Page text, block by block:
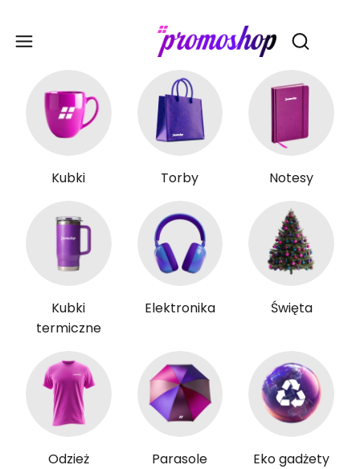
Otwórz
Kubki Torby Notesy
Kubki
termiczne
Elektronika Święta
Odzież Parasole Eko gadżety